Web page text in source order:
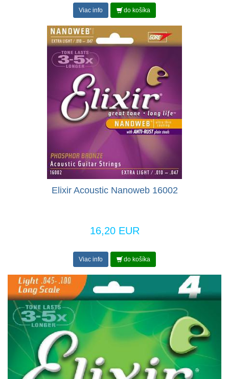
Viac info do košíka
Elixir Acoustic Nanoweb 16002
16,20 EUR
Viac info do košíka